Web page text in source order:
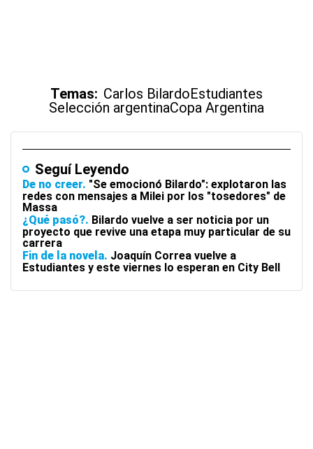
Temas: Carlos BilardoEstudiantes
Selección argentinaCopa Argentina
Seguí Leyendo
De no creer "Se emocionó Bilardo": explotaron las
redes con mensajes a Milei por los "tosedores" de
Massa
¿Qué pasó? Bilardo vuelve a ser noticia por un
proyecto que revive una etapa muy particular de su
carrera
Fin de la novela Joaquín Correa vuelve a
Estudiantes y este viernes lo esperan en City Bell